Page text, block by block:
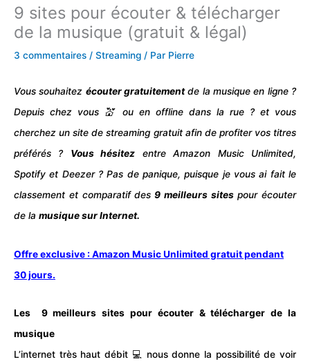
9 sites pour écouter & télécharger
de la musique (gratuit & légal)
3 commentaires / Streaming / Par Pierre
Vous souhaitez écouter gratuitementde la musique en ligne ?
Depuis chez vous 💒 ou en offline dans la rue ? et vous
cherchez un site de streaming gratuit afin de profiter vos titres
préférés ? Vous hésitez entre Amazon Music Unlimited,
Spotify et Deezer ? Pas de panique, puisque je vous ai fait le
classement et comparatif des 9 meilleurs sitespour écouter
de la musique sur Internet.
Offre exclusive : Amazon Music Unlimited gratuit pendant
30 jours.
Les 9 meilleurs sites pour écouter & télécharger de la
musique
L’internet très haut débit 💻 nous donne la possibilité de voir